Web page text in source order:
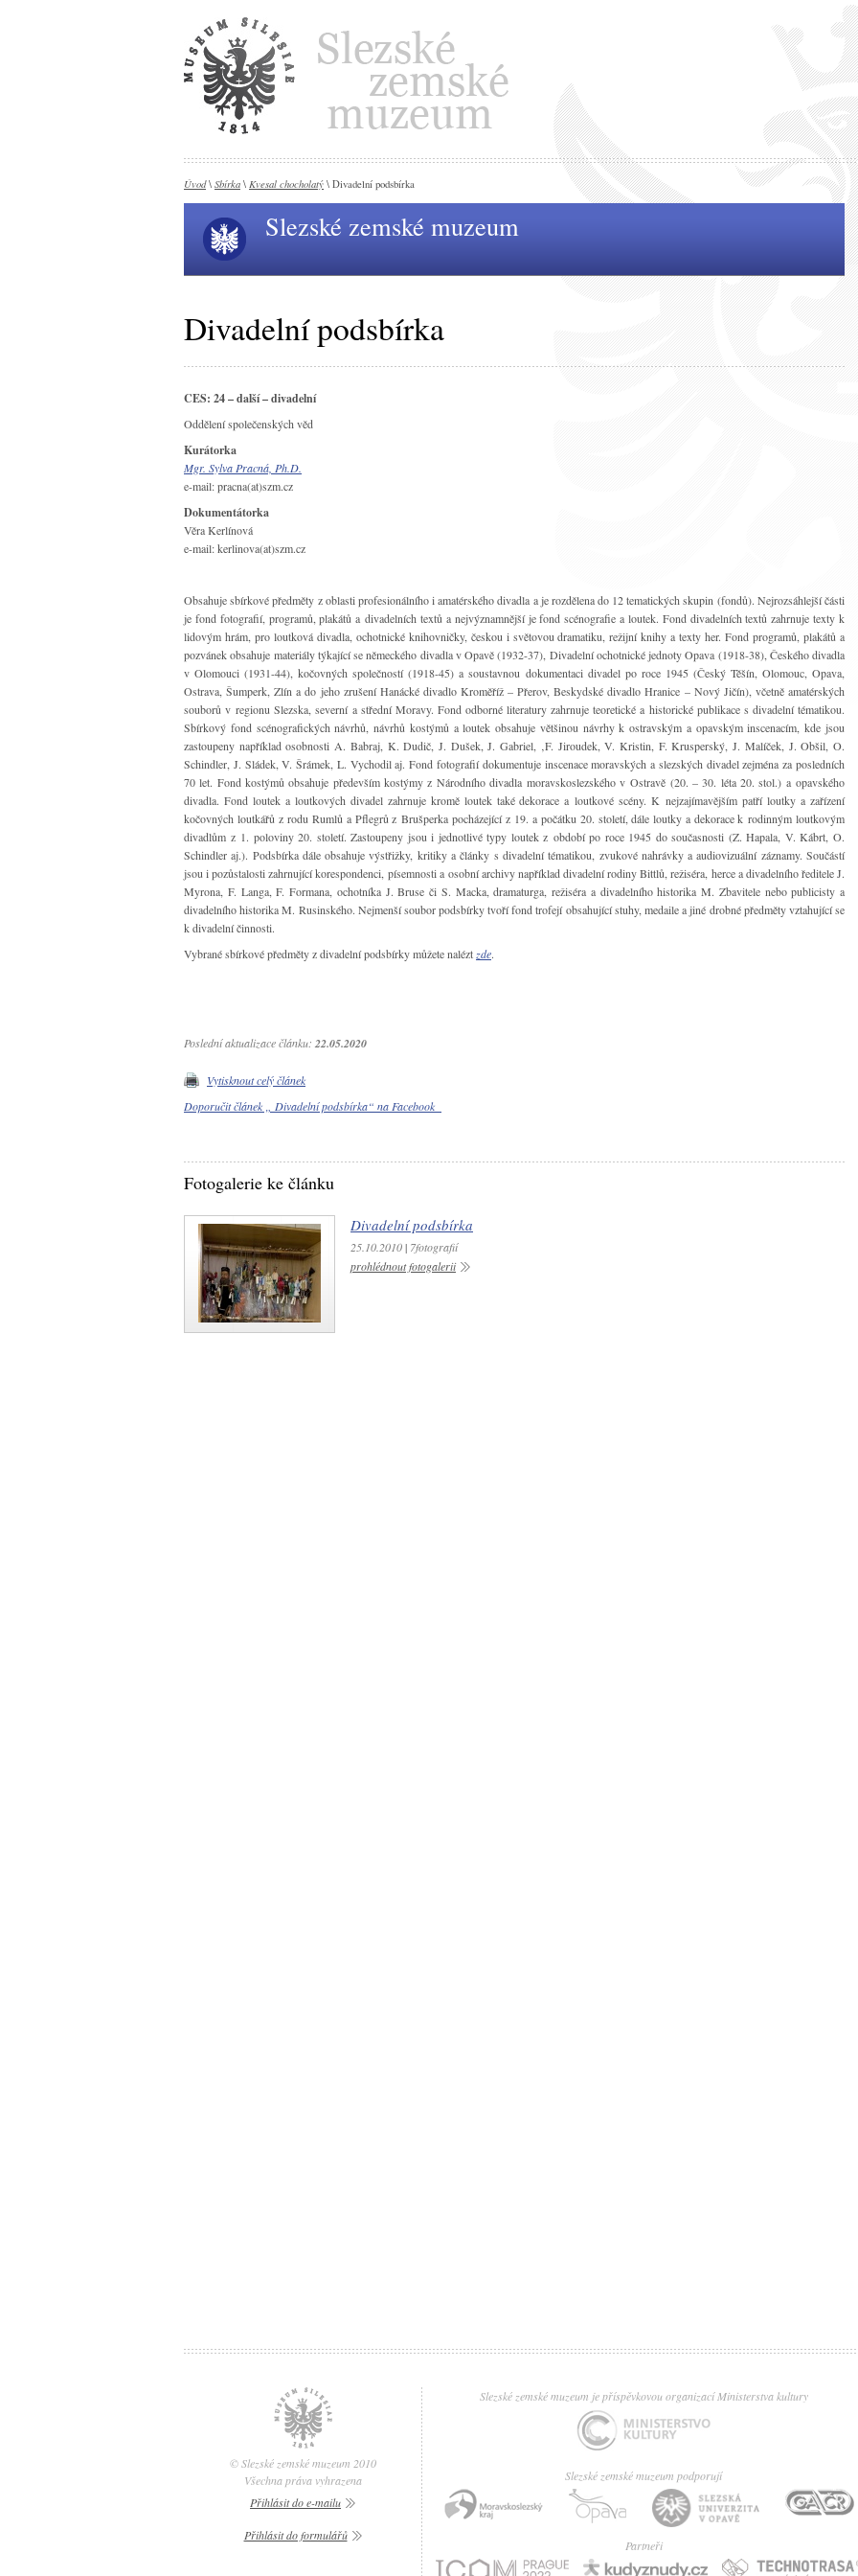
Úvod\ Sbírka \ Kvesal chocholatý \ Divadelní podsbírka
Slezské zemské muzeum
Divadelní podsbírka
CES: 24 – další – divadelní
Oddělení společenských věd
Kurátorka
Mgr. Sylva Pracná, Ph.D.
e-mail: pracna(at)szm.cz
Dokumentátorka
Věra Kerlínová
e-mail: kerlinova(at)szm.cz
Obsahuje sbírkové předměty z oblasti profesionálního i amatérského divadla a je rozdělena do 12 tematických skupin (fondů). Nejrozsáhlejší části
je fond fotografií, programů, plakátů a divadelních textů a nejvýznamnější je fond scénografie a loutek. Fond divadelních textů zahrnuje texty k
lidovým hrám, pro loutková divadla, ochotnické knihovničky, českou i světovou dramatiku, režijní knihy a texty her. Fond programů, plakátů a
pozvánek obsahuje materiály týkající se německého divadla v Opavě (1932-37), Divadelní ochotnické jednoty Opava (1918-38), Českého divadla
v Olomouci (1931-44), kočovných společností (1918-45) a soustavnou dokumentaci divadel po roce 1945 (Český Těšín, Olomouc, Opava,
Ostrava, Šumperk, Zlín a do jeho zrušení Hanácké divadlo Kroměříž – Přerov, Beskydské divadlo Hranice – Nový Jičín), včetně amatérských
souborů v regionu Slezska, severní a střední Moravy. Fond odborné literatury zahrnuje teoretické a historické publikace s divadelní tématikou.
Sbírkový fond scénografických návrhů, návrhů kostýmů a loutek obsahuje většinou návrhy k ostravským a opavským inscenacím, kde jsou
zastoupeny například osobnosti A. Babraj, K. Dudič, J. Dušek, J. Gabriel, ‚F. Jiroudek, V. Kristin, F. Krusperský, J. Malíček, J. Obšil, O.
Schindler, J. Sládek, V. Šrámek, L. Vychodil aj. Fond fotografií dokumentuje inscenace moravských a slezských divadel zejména za posledních
70 let. Fond kostýmů obsahuje především kostýmy z Národního divadla moravskoslezského v Ostravě (20. – 30. léta 20. stol.) a opavského
divadla. Fond loutek a loutkových divadel zahrnuje kromě loutek také dekorace a loutkové scény. K nejzajímavějším patří loutky a zařízení
kočovných loutkářů z rodu Rumlů a Pflegrů z Brušperka pocházející z 19. a počátku 20. století, dále loutky a dekorace k rodinným loutkovým
divadlům z 1. poloviny 20. století. Zastoupeny jsou i jednotlivé typy loutek z období po roce 1945 do současnosti (Z. Hapala, V. Kábrt, O.
Schindler aj.). Podsbírka dále obsahuje výstřižky, kritiky a články s divadelní tématikou, zvukové nahrávky a audiovizuální záznamy. Součástí
jsou i pozůstalosti zahrnující korespondenci, písemnosti a osobní archivy například divadelní rodiny Bittlů, režiséra, herce a divadelního ředitele J.
Myrona, F. Langa, F. Formana, ochotníka J. Bruse či S. Macka, dramaturga, režiséra a divadelního historika M. Zbavitele nebo publicisty a
divadelního historika M. Rusinského. Nejmenší soubor podsbírky tvoří fond trofejí obsahující stuhy, medaile a jiné drobné předměty vztahující se
k divadelní činnosti.
Vybrané sbírkové předměty z divadelní podsbírky můžete nalézt zde.
Poslední aktualizace článku: 22.05.2020
Vytisknout celý článek
Doporučit článek „ Divadelní podsbírka“ na Facebook
Fotogalerie ke článku
Divadelní podsbírka
25.10.2010| 7fotografií
prohlédnout fotogalerii
Slezské zemské muzeum je příspěvkovou organizací Ministerstva kultury
Slezské zemské muzeum podporují
Partneři
© Slezské zemské muzeum 2010
Všechna práva vyhrazena
Přihlásit do e-mailu
Přihlásit do formulářů